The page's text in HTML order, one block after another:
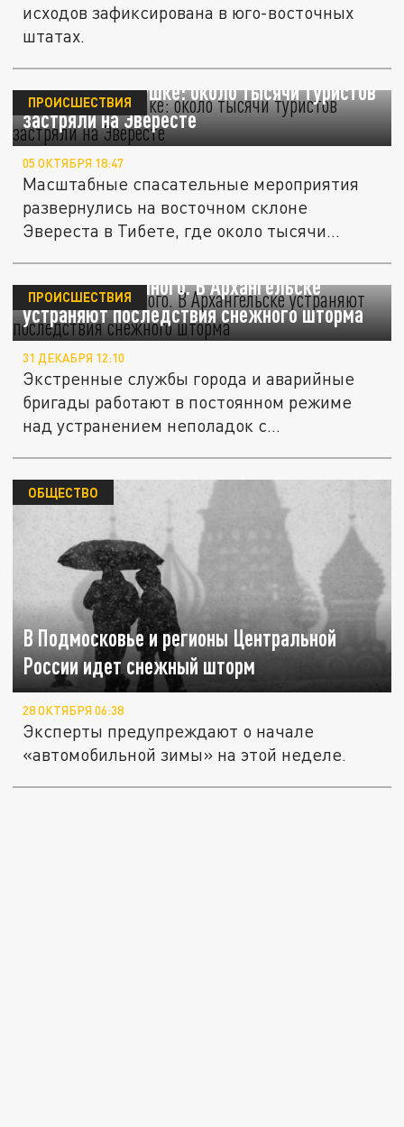
исходов зафиксирована в юго-восточных
штатах.
В снежной ловушке: около тысячи туристов
застряли на Эвересте
ПРОИСШЕСТВИЯ
05 ОКТЯБРЯ 18:47
Масштабные спасательные мероприятия
развернулись на восточном склоне
Эвереста в Тибете, где около тысячи...
Работы будет много. В Архангельске
устраняют последствия снежного шторма
ПРОИСШЕСТВИЯ
31 ДЕКАБРЯ 12:10
Экстренные службы города и аварийные
бригады работают в постоянном режиме
над устранением неполадок с...
В Подмосковье и регионы Центральной
России идет снежный шторм
ОБЩЕСТВО
28 ОКТЯБРЯ 06:38
Эксперты предупреждают о начале
«автомобильной зимы» на этой неделе.